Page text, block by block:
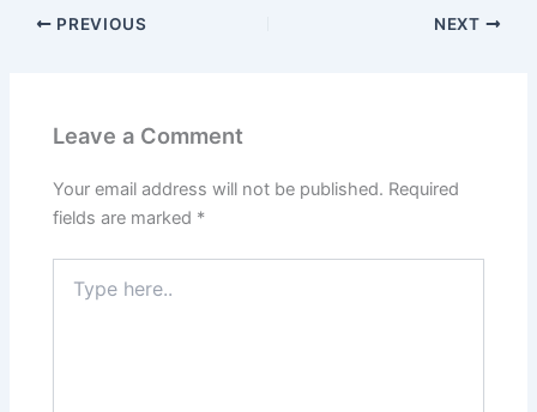
PREVIOUS NEXT
Leave a Comment
Your email address will not be published. Required
fields are marked *
here..